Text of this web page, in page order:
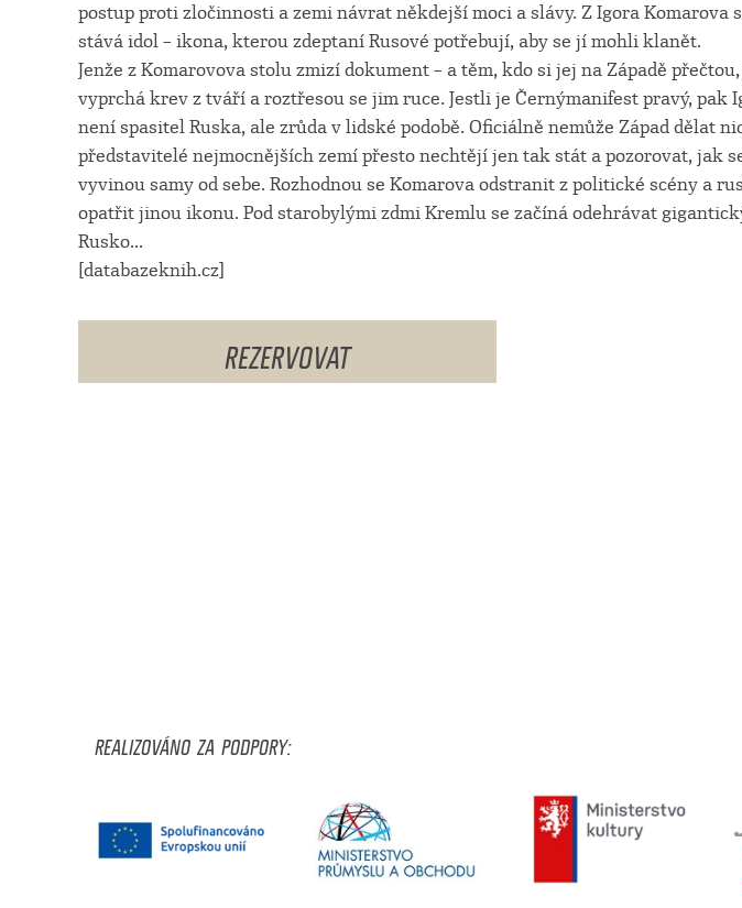
postup proti zločinnosti a zemi návrat někdejší moci a slávy. Z Igora Komarova
stává idol – ikona, kterou zdeptaní Rusové potřebují, aby se jí mohli klanět.
Jenže z Komarovova stolu zmizí dokument – a těm, kdo si jej na Západě
vyprchá krev z tváří a roztřesou se jim ruce. Jestli je Černýmanifest pravý, pak
není spasitel Ruska, ale zrůda v lidské podobě. Oficiálně nemůže Západ dělat
představitelé nejmocnějších zemí přesto nechtějí jen tak stát a pozorovat, jak
vyvinou samy od sebe. Rozhodnou se Komarova odstranit z politické scény a
opatřit jinou ikonu. Pod starobylými zdmi Kremlu se začíná odehrávat
Rusko...
[databazeknih.cz]
REZERVOVAT
REALIZOVÁNO ZA PODPORY: